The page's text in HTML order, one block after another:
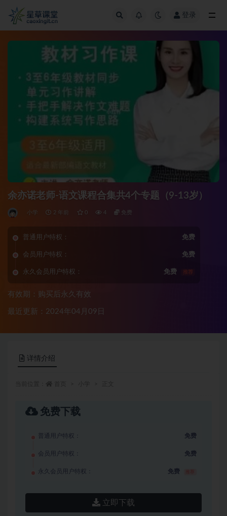
登录
余亦诺老师-语文课程合集共4个专题（9-13岁）
小学 2 年前 0 4 免费
普通用户特权： 免费
会员用户特权： 免费
永久会员用户特权： 免费 推荐
有效期：购买后永久有效
最近更新：2024年04月09日
详情介绍
免费下载
普通用户特权： 免费
会员用户特权： 免费
永久会员用户特权： 免费
立即下载